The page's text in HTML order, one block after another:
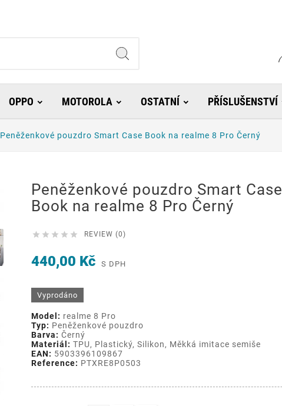
OPPO MOTOROLA OSTATNÍ PŘÍSLUŠENSTVÍ
Peněženkové pouzdro Smart Case Book na realme 8 Pro Černý
Peněženkové pouzdro Smart Case
Book na realme 8 Pro Černý
     REVIEW (0)
440,00 Kč S DPH
Vyprodáno
Model: realme 8 Pro
Typ: Peněženkové pouzdro
Barva: Černý
Materiál: TPU, Plastický, Silikon, Měkká imitace semiše
EAN: 5903396109867
Reference: PTXRE8P0503